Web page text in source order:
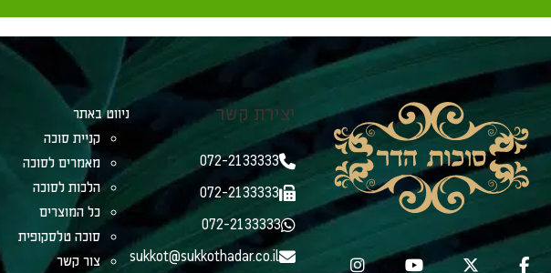
יצירת קשר
072-2133333
072-2133333
072-2133333
sukkot@sukkothadar.co.il
ניווט באתר
קניית סוכה
מאמרים לסוכה
הלכות לסוכה
כל המוצרים
סוכה טלסקופית
צור קשר